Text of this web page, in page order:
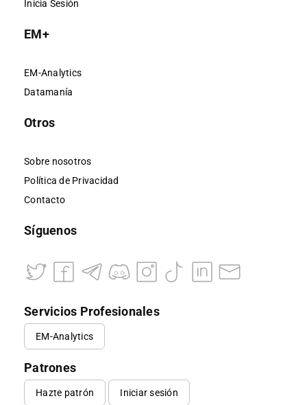
Inicia Sesión
EM+
EM-Analytics
Datamanía
Otros
Sobre nosotros
Política de Privacidad
Contacto
Síguenos
Servicios Profesionales
EM-Analytics
Patrones
Hazte patrón Iniciar sesión